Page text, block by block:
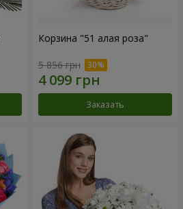
Корзина "51 алая роза"
5 856 грн
Заказать